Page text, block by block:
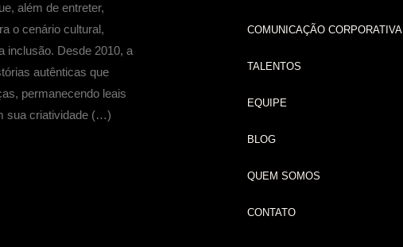
além de entreter,
o cenário cultural,
inclusão. Desde 2010, a
autênticas que
permanecendo leais
sua criatividade (…)
COMUNICAÇÃO CORPORATIVA
TALENTOS
EQUIPE
BLOG
QUEM SOMOS
CONTATO